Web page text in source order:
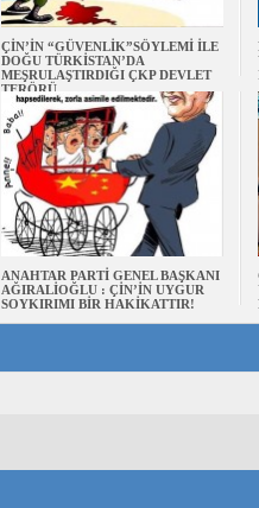
ÇİN’İN “GÜVENLİK”SÖYLEMİ İLE
DOĞU TÜRKİSTAN’DA
MEŞRULAŞTIRDIĞI ÇKP DEVLET
TERÖRÜ
ANAHTAR PARTİ GENEL BAŞKANI
AĞIRALİOĞLU : ÇİN’İN UYGUR
SOYKIRIMI BİR HAKİKATTIR!